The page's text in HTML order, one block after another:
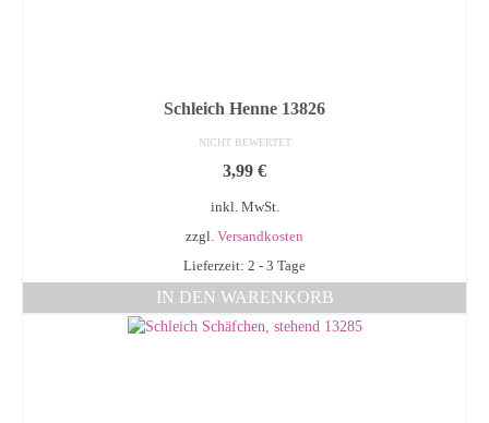
Schleich Henne 13826
NICHT BEWERTET
3,99 €
inkl. MwSt.
zzgl. Versandkosten
Lieferzeit: 2 - 3 Tage
IN DEN WARENKORB